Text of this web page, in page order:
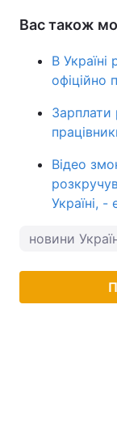
Вас також
В Україні
офіційно
Зарплати
Відео
Україні, -
новини